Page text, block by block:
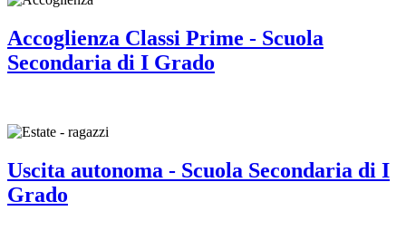
Accoglienza Classi Prime - Scuola
Secondaria di I Grado
Uscita autonoma - Scuola Secondaria di I
Grado